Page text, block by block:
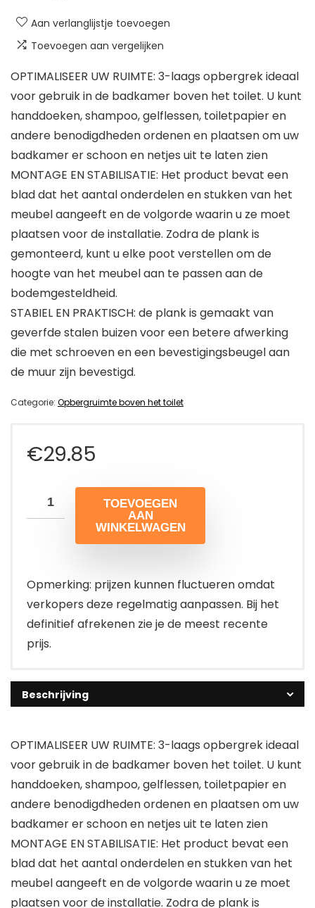
Aan verlanglijstje toevoegen
Toevoegen aan vergelijken
OPTIMALISEER UW RUIMTE: 3-laags opbergrek ideaal
voor gebruik in de badkamer boven het toilet. U kunt
handdoeken, shampoo, gelflessen, toiletpapier en
andere benodigdheden ordenen en plaatsen om uw
badkamer er schoon en netjes uit te laten zien
MONTAGE EN STABILISATIE: Het product bevat een
blad dat het aantal onderdelen en stukken van het
meubel aangeeft en de volgorde waarin u ze moet
plaatsen voor de installatie. Zodra de plank is
gemonteerd, kunt u elke poot verstellen om de
hoogte van het meubel aan te passen aan de
bodemgesteldheid.
STABIEL EN PRAKTISCH: de plank is gemaakt van
geverfde stalen buizen voor een betere afwerking
die met schroeven en een bevestigingsbeugel aan
de muur zijn bevestigd.
Categorie: Opbergruimte boven het toilet
€29.85
TOEVOEGEN
AAN
WINKELWAGEN
Opmerking: prijzen kunnen fluctueren omdat
verkopers deze regelmatig aanpassen. Bij het
definitief afrekenen zie je de meest recente
prijs.
Beschrijving
OPTIMALISEER UW RUIMTE: 3-laags opbergrek ideaal
voor gebruik in de badkamer boven het toilet. U kunt
handdoeken, shampoo, gelflessen, toiletpapier en
andere benodigdheden ordenen en plaatsen om uw
badkamer er schoon en netjes uit te laten zien
MONTAGE EN STABILISATIE: Het product bevat een
blad dat het aantal onderdelen en stukken van het
meubel aangeeft en de volgorde waarin u ze moet
plaatsen voor de installatie. Zodra de plank is